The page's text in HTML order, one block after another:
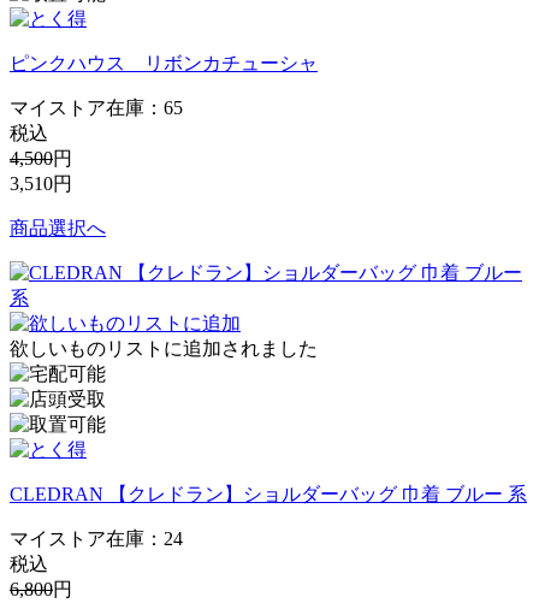
ピンクハウス リボンカチューシャ
マイストア在庫： 65
税込
4,500円
3,510円
商品選択へ
欲しいものリストに追加されました
CLEDRAN 【クレドラン】ショルダーバッグ 巾着 ブルー 系
マイストア在庫： 24
税込
6,800円